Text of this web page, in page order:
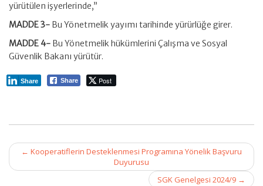
yürütülen işyerlerinde,”
MADDE 3- Bu Yönetmelik yayımı tarihinde yürürlüğe girer.
MADDE 4- Bu Yönetmelik hükümlerini Çalışma ve Sosyal
Güvenlik Bakanı yürütür.
Share Post
Share
Post
navigation
← Kooperatiflerin Desteklenmesi Programına Yönelik Başvuru
Duyurusu
SGK Genelgesi 2024/9 →